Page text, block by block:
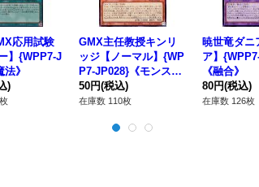
応用試験
】{WPP7-J
》
)
GMX主任教授キンリ
ッジ【ノーマル】{WP
P7-JP028}《モンスタ
ー》
50円(税込)
在庫数 110枚
暁世竜ダニ
ア】
《融合》
80円(税込)
在庫数 126枚